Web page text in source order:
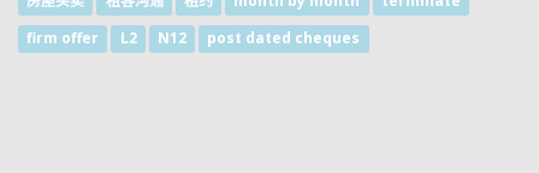
firm offer
L2 N12 post dated cheques